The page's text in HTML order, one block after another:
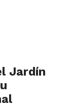
Jardín